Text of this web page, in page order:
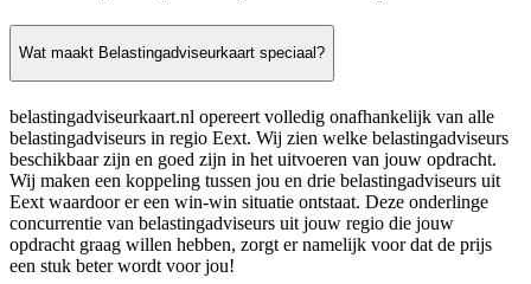
Wat maakt Belastingadviseurkaart speciaal?
belastingadviseurkaart.nl opereert volledig onafhankelijk van alle
belastingadviseurs in regio Eext. Wij zien welke belastingadviseurs
beschikbaar zijn en goed zijn in het uitvoeren van jouw opdracht.
Wij maken een koppeling tussen jou en drie belastingadviseurs uit
Eext waardoor er een win-win situatie ontstaat. Deze onderlinge
concurrentie van belastingadviseurs uit jouw regio die jouw
opdracht graag willen hebben, zorgt er namelijk voor dat de prijs
een stuk beter wordt voor jou!